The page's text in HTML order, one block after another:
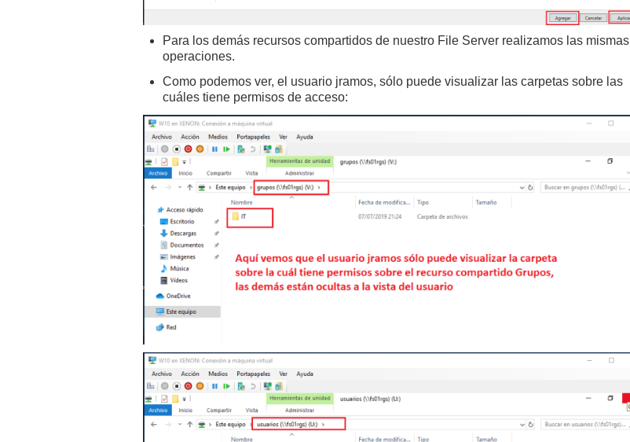
Para los demás recursos compartidos de nuestro File Server realizamos las mismas
operaciones.
Como podemos ver, el usuario jramos, sólo puede visualizar las carpetas sobre las
cuáles tiene permisos de acceso: